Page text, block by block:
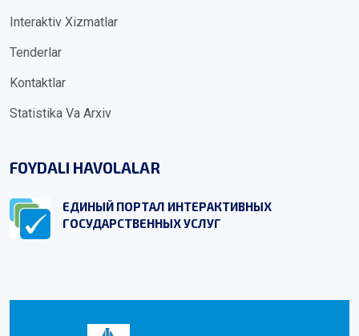
Interaktiv Xizmatlar
Tenderlar
Kontaktlar
Statistika Va Arxiv
FOYDALI HAVOLALAR
ЕДИНЫЙ ПОРТАЛ ИНТЕРАКТИВНЫХ
ГОСУДАРСТВЕННЫХ УСЛУГ